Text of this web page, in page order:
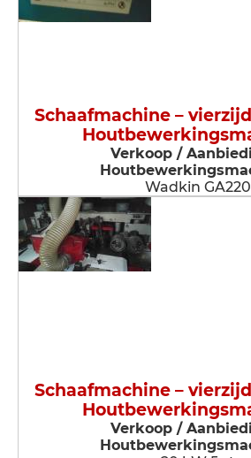
Schaafmachine –
Verkoop /
Wadkin GA220
Schaafmachine –
Verkoop /